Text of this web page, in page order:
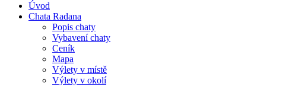
Úvod
Chata Radana
Popis chaty
Vybavení chaty
Ceník
Mapa
Výlety v místě
Výlety v okolí